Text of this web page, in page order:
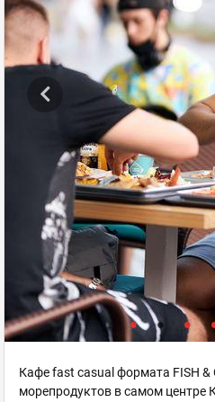
Кафе fast casual формата FISH &
морепродуктов в самом центре